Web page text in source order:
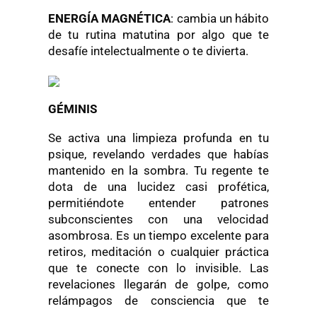
ENERGÍA MAGNÉTICA: cambia un hábito
de tu rutina matutina por algo que te
desafíe intelectualmente o te divierta.
GÉMINIS
Se activa una limpieza profunda en tu
psique, revelando verdades que habías
mantenido en la sombra. Tu regente te
dota de una lucidez casi profética,
permitiéndote entender patrones
subconscientes con una velocidad
asombrosa. Es un tiempo excelente para
retiros, meditación o cualquier práctica
que te conecte con lo invisible. Las
revelaciones llegarán de golpe, como
relámpagos de consciencia que te